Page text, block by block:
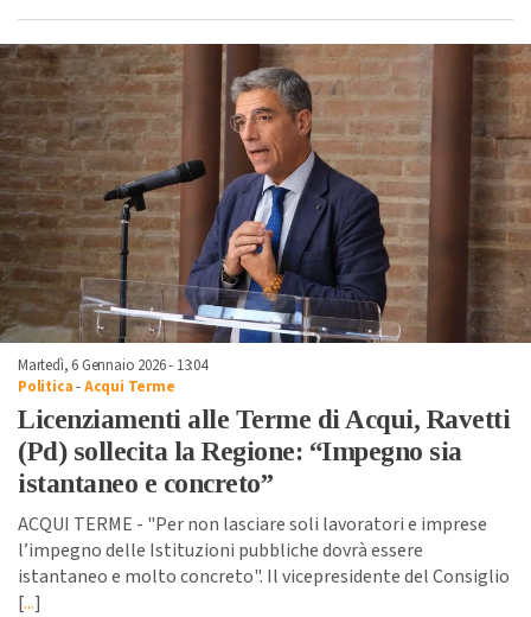
Martedì, 6 Gennaio 2026 - 13:04
Politica-Acqui Terme
Licenziamenti alle Terme di Acqui, Ravetti
(Pd) sollecita la Regione: “Impegno sia
istantaneo e concreto”
ACQUI TERME - "Per non lasciare soli lavoratori e imprese
l’impegno delle Istituzioni pubbliche dovrà essere
istantaneo e molto concreto". Il vicepresidente del Consiglio
[...]